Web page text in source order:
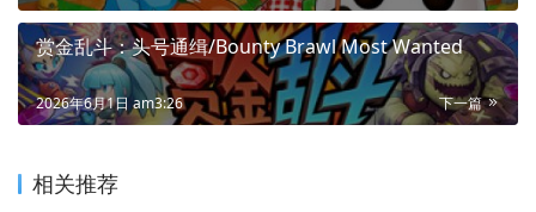
赏金乱斗：头号通缉/Bounty Brawl Most Wanted
下一篇
2026年6月1日 am3:26
相关推荐